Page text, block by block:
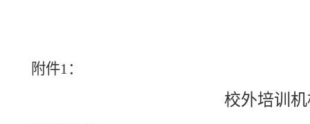
附件1：
校外培训